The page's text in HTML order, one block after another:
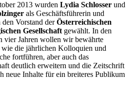
2013 wurden Lydia Schlosser und
als Geschäftsführerin und
den Vorstand derÖsterreichischen
Gesellschaft gewählt. In den
vier Jahren wollen wir bewährte
die jährlichen Kolloquien und
fortführen, aber auch das
deutlich erweitern und die Zeitschrift
neue Inhalte für ein breiteres Publikum